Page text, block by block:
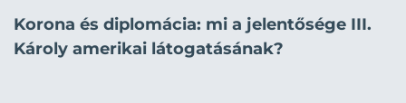
Korona és diplomácia: mi a jelentősége III.
Károly amerikai látogatásának?